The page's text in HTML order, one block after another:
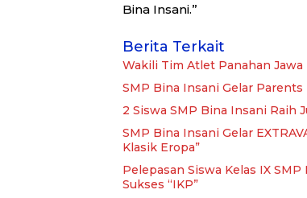
Bina Insani.”
Berita Terkait
Wakili Tim Atlet Panahan Jawa
SMP Bina Insani Gelar
2 Siswa SMP Bina Insani Raih
SMP Bina Insani Gelar
Klasik Eropa”
Pelepasan Siswa Kelas IX
Sukses “IKP”